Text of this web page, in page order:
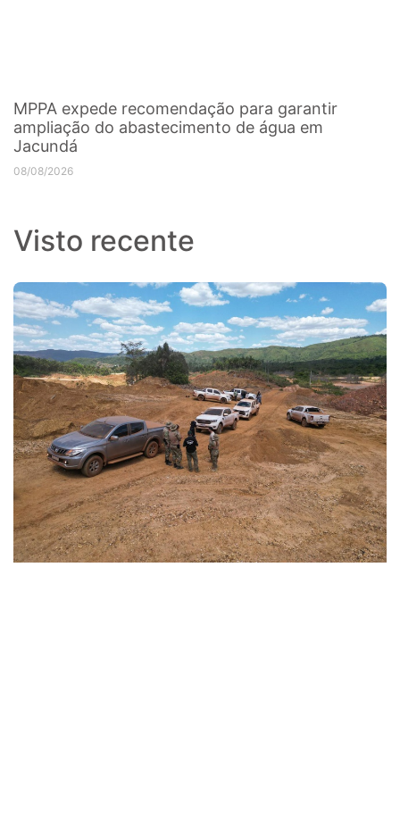
MPPA expede recomendação para garantir
ampliação do abastecimento de água em
Jacundá
08/08/2026
Visto recente